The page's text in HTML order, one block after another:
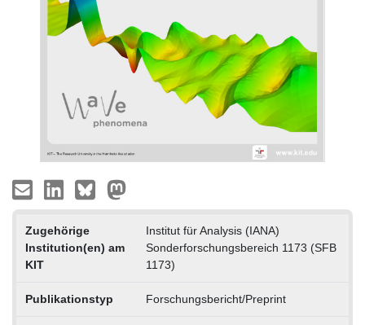
Zugehörige
Institution(en) am
KIT
Institut für Analysis (IANA)
Sonderforschungsbereich 1173 (SFB
1173)
Publikationstyp Forschungsbericht/Preprint